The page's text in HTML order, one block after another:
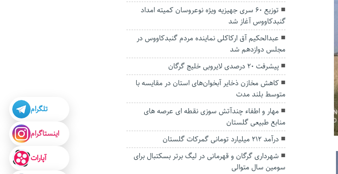
توزیع ۶۰ سری جهیزیه ویژه نوعروسان کمیته امداد
گنبدکاووس آغاز شد
عبدالحکیم آق ارکاکلی نماینده مردم گنبدکاووس در
مجلس دوازدهم شد
پیشرفت ۲۰ درصدی لایروبی خلیج گرگان
کاهش مخازن ذخایر آبخوان‌های استان در مقایسه با
متوسط بلند مدت
مهار و اطفاء چندآتش سوزی نقطه ای عرصه های
منابع طبیعی گلستان
درآمد ۲۱۲ میلیارد تومانی گمرکات گلستان
شهرداری گرگان و قهرمانی در لیگ برتر بسکتبال برای
سومین سال متوالی
تلگرام
اینستاگرام
آپارات